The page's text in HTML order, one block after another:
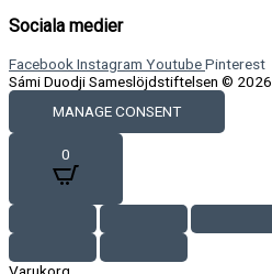
Sociala medier
Facebook Instagram YoutubePinterest
Sámi Duodji Sameslöjdstiftelsen © 2026
MANAGE CONSENT
0